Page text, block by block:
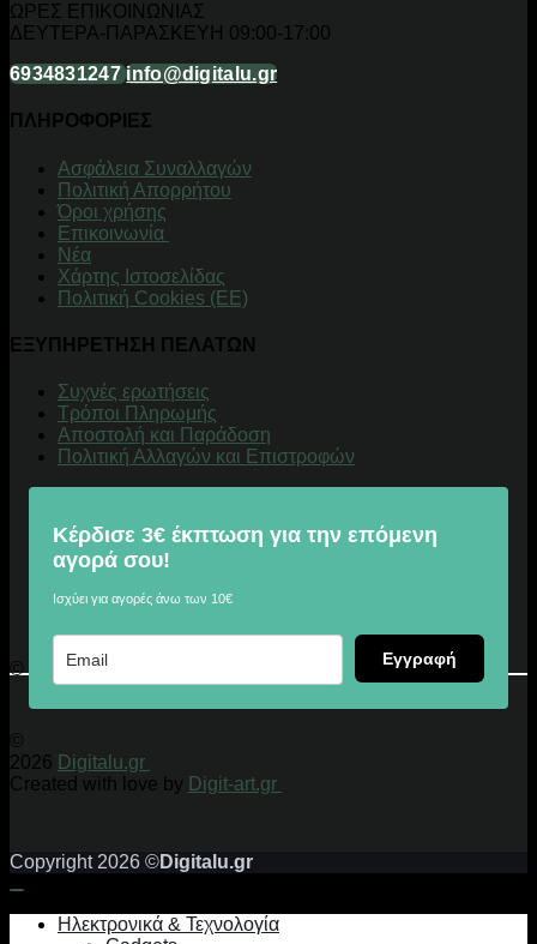
ΩΡΕΣ ΕΠΙΚΟΙΝΩΝΙΑΣ
ΔΕΥΤΕΡΑ-ΠΑΡΑΣΚΕΥΗ 09:00-17:00
6934831247 info@digitalu.gr
ΠΛΗΡΟΦΟΡΙΕΣ
Aσφάλεια Συναλλαγών
Πολιτική Απορρήτου
Όροι χρήσης
Επικοινωνία
Νέα
Χάρτης Ιστοσελίδας
Πολιτική Cookies (ΕΕ)
ΕΞΥΠΗΡΕΤΗΣΗ ΠΕΛΑΤΩΝ
Συχνές ερωτήσεις
Τρόποι Πληρωμής
Αποστολή και Παράδοση
Πολιτική Αλλαγών και Επιστροφών
Κέρδισε 3€ έκπτωση για την επόμενη
αγορά σου!
Ισχύει για αγορές άνω των 10€
Εγγραφή
© 2026 Digitalu.gr
©
2026 Digitalu.gr
Created with love by Digit-art.gr
Copyright 2026 ©Digitalu.gr
Ηλεκτρονικά & Τεχνολογία